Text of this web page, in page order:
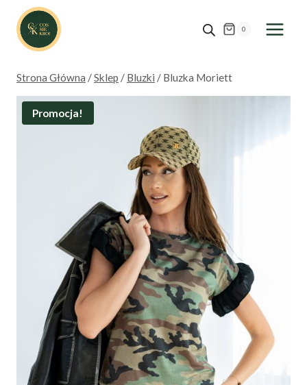
Przejdź
treści
0
Strona Główna /Sklep / Bluzki / Bluzka Moriett
Promocja!